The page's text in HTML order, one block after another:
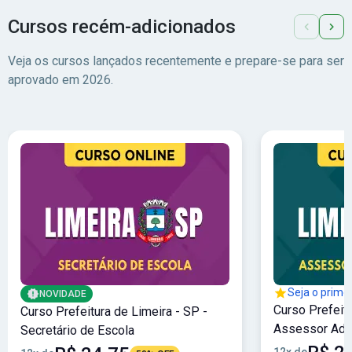
Cursos recém-adicionados
Veja os cursos lançados recentemente e prepare-se para ser
aprovado em 2026.
NOVIDADE
Curso Prefeitura de Limeira - SP -
Secretário de Escola
Seja o
Curso
Assessor